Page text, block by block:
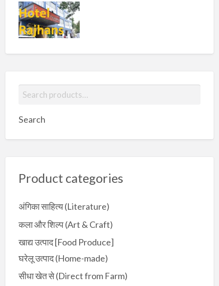
a
c
o
:
Search
Product categories
अंगिका साहित्य (Literature)
कला और शिल्प (Art & Craft)
खाद्य उत्पाद [Food Produce]
घरेलू उत्पाद (Home-made)
सीधा खेत से (Direct from Farm)